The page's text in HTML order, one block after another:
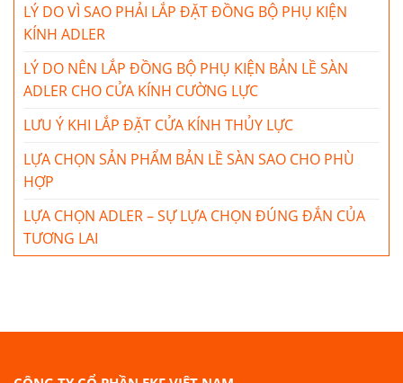
LÝ DO VÌ SAO PHẢI LẮP ĐẶT ĐỒNG BỘ PHỤ KIỆN
KÍNH ADLER
LÝ DO NÊN LẮP ĐỒNG BỘ PHỤ KIỆN BẢN LỀ SÀN
ADLER CHO CỬA KÍNH CƯỜNG LỰC
LƯU Ý KHI LẮP ĐẶT CỬA KÍNH THỦY LỰC
LỰA CHỌN SẢN PHẨM BẢN LỀ SÀN SAO CHO PHÙ
HỢP
LỰA CHỌN ADLER – SỰ LỰA CHỌN ĐÚNG ĐẮN CỦA
TƯƠNG LAI